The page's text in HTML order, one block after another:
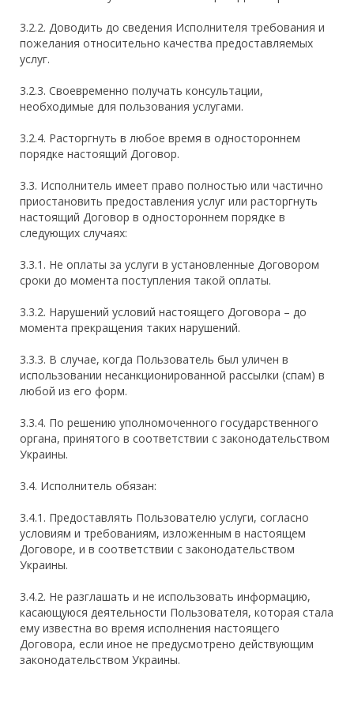
3.2.2. Доводить до сведения Исполнителя требования и
пожелания относительно качества предоставляемых
услуг.
3.2.3. Своевременно получать консультации,
необходимые для пользования услугами.
3.2.4. Расторгнуть в любое время в одностороннем
порядке настоящий Договор.
3.3. Исполнитель имеет право полностью или частично
приостановить предоставления услуг или расторгнуть
настоящий Договор в одностороннем порядке в
следующих случаях:
3.3.1. Не оплаты за услуги в установленные Договором
сроки до момента поступления такой оплаты.
3.3.2. Нарушений условий настоящего Договора – до
момента прекращения таких нарушений.
3.3.3. В случае, когда Пользователь был уличен в
использовании несанкционированной рассылки (спам) в
любой из его форм.
3.3.4. По решению уполномоченного государственного
органа, принятого в соответствии с законодательством
Украины.
3.4. Исполнитель обязан:
3.4.1. Предоставлять Пользователю услуги, согласно
условиям и требованиям, изложенным в настоящем
Договоре, и в соответствии с законодательством
Украины.
3.4.2. Не разглашать и не использовать информацию,
касающуюся деятельности Пользователя, которая стала
ему известна во время исполнения настоящего
Договора, если иное не предусмотрено действующим
законодательством Украины.